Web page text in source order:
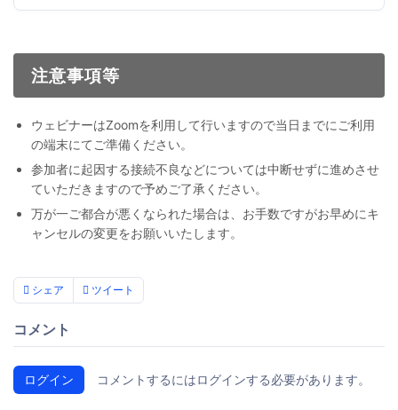
注意事項等
ウェビナーはZoomを利用して行いますので当日までにご利用
の端末にてご準備ください。
参加者に起因する接続不良などについては中断せずに進めさせ
ていただきますので予めご了承ください。
万が一ご都合が悪くなられた場合は、お手数ですがお早めにキ
ャンセルの変更をお願いいたします。
シェア ツイート
コメント
ログイン コメントするにはログインする必要があります。